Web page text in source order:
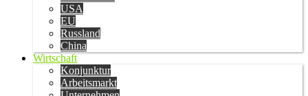
USA
EU
Russland
China
Wirtschaft
Konjunktur
Arbeitsmarkt